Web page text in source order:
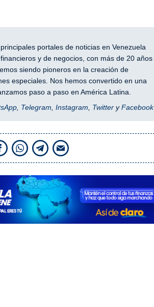
portales de noticias en Venezuela
y de negocios, con más de 20 años
siendo pioneros en la creación de
especiales. Nos hemos convertido en una
paso a paso en América Latina.
, Telegram, Instagram, TwitteryFacebook